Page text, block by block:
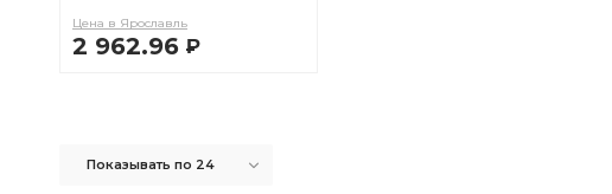
Цена в Ярославль
2 962.96 Р
Показывать по 24